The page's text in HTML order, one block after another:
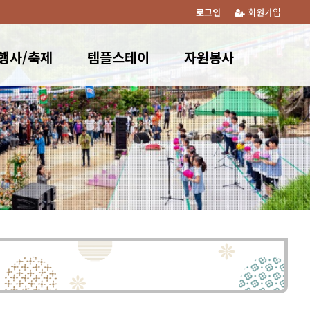
회원가입
로그인
사/축제 템플스테이 자원봉사